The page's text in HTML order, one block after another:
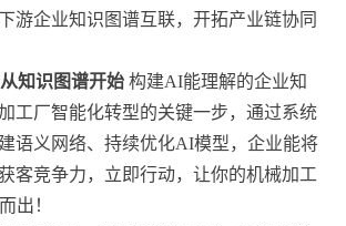
游企业知识图谱互联，开拓产业链协同
知识图谱开始 构建AI能理解的企业知
工厂智能化转型的关键一步，通过系统
语义网络、持续优化AI模型，企业能将
客竞争力，立即行动，让你的机械加工
出！